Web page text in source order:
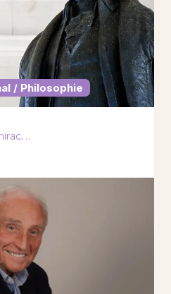
/ Philosophie